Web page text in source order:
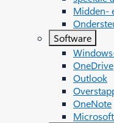
Midden-
Software
OneDrive
Outlook
OneNote